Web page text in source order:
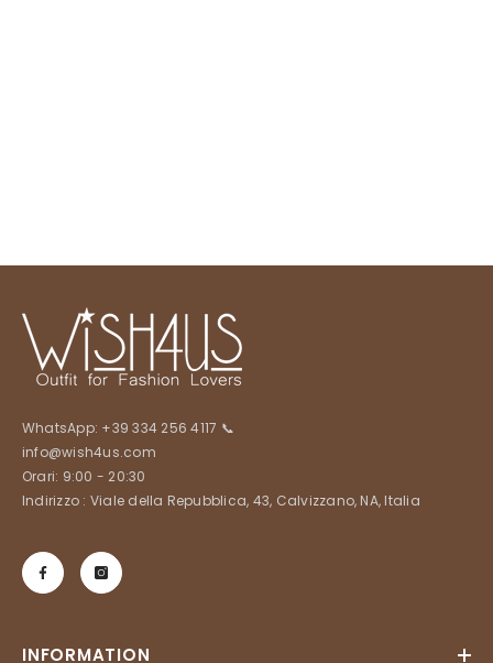
WhatsApp: +39 334 256 4117 📞
info@wish4us.com
Orari: 9:00 - 20:30
Indirizzo : Viale della Repubblica, 43, Calvizzano, NA, Italia
INFORMATION